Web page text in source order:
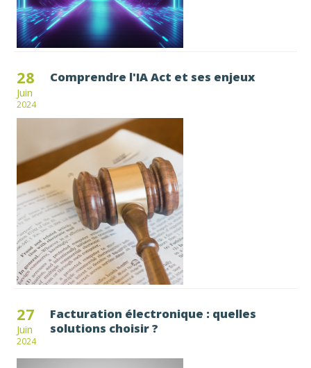
28
Juin
2024
Comprendre l'IA Act et ses enjeux
27
Juin
2024
Facturation électronique : quelles
solutions choisir ?